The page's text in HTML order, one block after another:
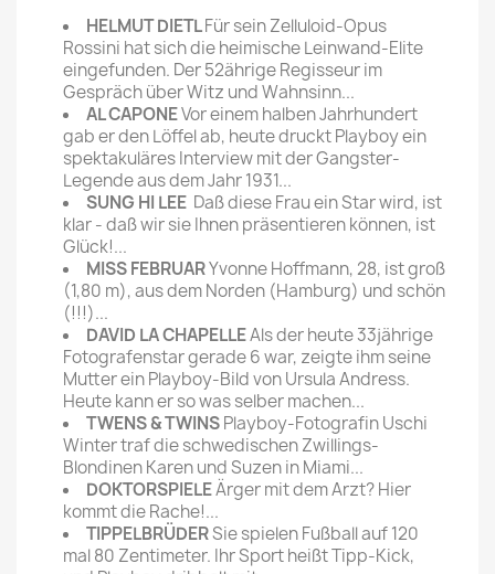
HELMUT DIETLFür sein Zelluloid-Opus
Rossini hat sich die heimische Leinwand-Elite
eingefunden. Der 52ährige Regisseur im
Gespräch über Witz und Wahnsinn...
AL CAPONEVor einem halben Jahrhundert
gab er den Löffel ab, heute druckt Playboy ein
spektakuläres Interview mit der Gangster-
Legende aus dem Jahr 1931...
SUNG HI LEE Daß diese Frau ein Star wird, ist
klar - daß wir sie Ihnen präsentieren können, ist
Glück!...
MISS FEBRUARYvonne Hoffmann, 28, ist groß
(1,80 m), aus dem Norden (Hamburg) und schön
(!!!)...
DAVID LA CHAPELLEAls der heute 33jährige
Fotografenstar gerade 6 war, zeigte ihm seine
Mutter ein Playboy-Bild von Ursula Andress.
Heute kann er so was selber machen...
TWENS & TWINSPlayboy-Fotografin Uschi
Winter traf die schwedischen Zwillings-
Blondinen Karen und Suzen in Miami...
DOKTORSPIELEÄrger mit dem Arzt? Hier
kommt die Rache!...
TIPPELBRÜDERSie spielen Fußball auf 120
mal 80 Zentimeter. Ihr Sport heißt Tipp-Kick,